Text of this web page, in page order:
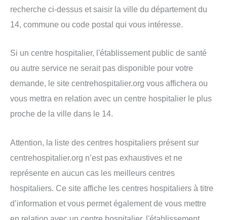
recherche ci-dessus et saisir la ville du département du
14, commune ou code postal qui vous intéresse.
Si un centre hospitalier, l'établissement public de santé
ou autre service ne serait pas disponible pour votre
demande, le site centrehospitalier.org vous affichera ou
vous mettra en relation avec un centre hospitalier le plus
proche de la ville dans le 14.
Attention, la liste des centres hospitaliers présent sur
centrehospitalier.org n’est pas exhaustives et ne
représente en aucun cas les meilleurs centres
hospitaliers. Ce site affiche les centres hospitaliers à titre
d’information et vous permet également de vous mettre